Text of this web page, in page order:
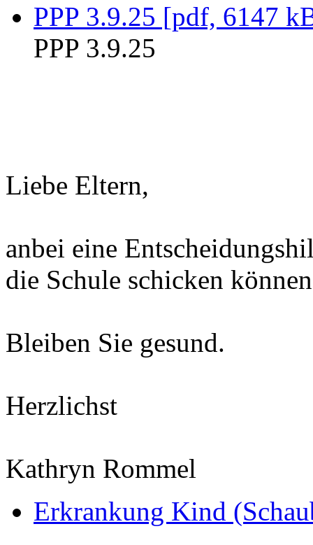
PPP 3.9.25 [pdf, 6147
PPP 3.9.25
Liebe Eltern,
anbei eine
die Schule schicken
Bleiben Sie gesund.
Herzlichst
Kathryn Rommel
Erkrankung Kind